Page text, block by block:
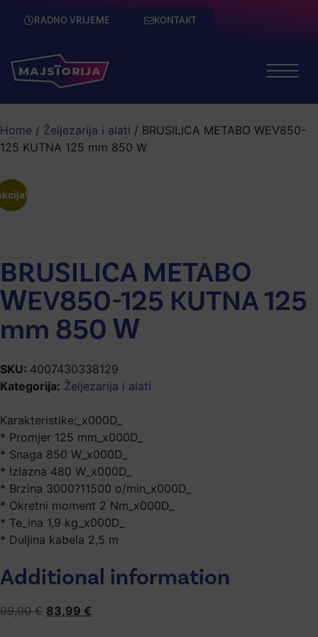
RADNO VRIJEME KONTAKT
Home / Željezarija i alati / BRUSILICA METABO WEV850-
125 KUTNA 125 mm 850 W
BRUSILICA METABO
WEV850-125 KUTNA 125
mm 850 W
SKU: 4007430338129
Kategorija: Željezarija i alati
Karakteristike:_x000D_
* Promjer 125 mm_x000D_
* Snaga 850 W_x000D_
* Izlazna 480 W_x000D_
* Brzina 3000?11500 o/min_x000D_
* Okretni moment 2 Nm_x000D_
* Te_ina 1,9 kg_x000D_
* Duljina kabela 2,5 m
Additional information
99,00€ 83,99 €